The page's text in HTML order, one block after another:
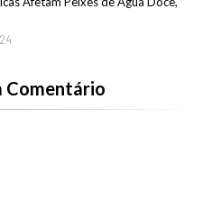
Comentário